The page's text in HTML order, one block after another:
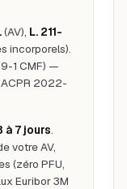
(AV), L. 211-
incorporels).
1 CMF) —
2022-
à 7 jours.
votre AV,
(zéro PFU,
Euribor 3M